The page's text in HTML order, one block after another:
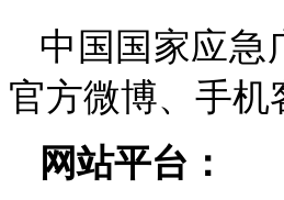
中国国家应急
官方微博、手机
网站平台：